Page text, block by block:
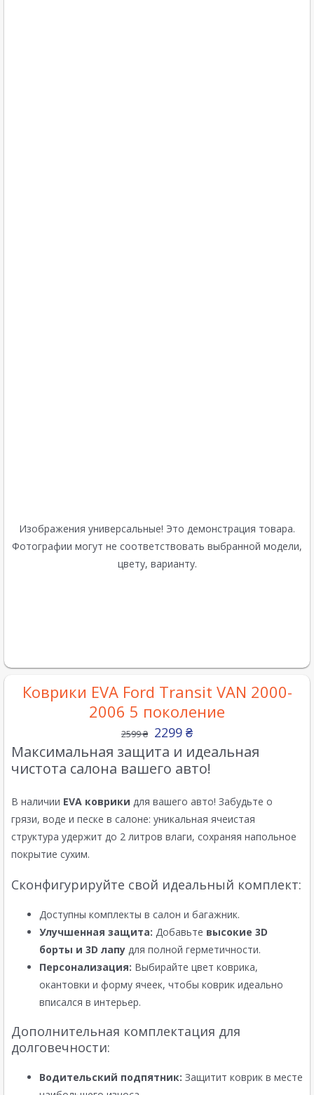
Изображения универсальные! Это демонстрация товара.
Фотографии могут не соответствовать выбранной модели,
цвету, варианту.
Коврики EVA Ford Transit VAN 2000-
2006 5 поколение
2599₴ 2299 ₴
Максимальная защита и идеальная
чистота салона вашего авто!
В наличии EVA коврики для вашего авто! Забудьте о
грязи, воде и песке в салоне: уникальная ячеистая
структура удержит до 2 литров влаги, сохраняя напольное
покрытие сухим.
Сконфигурируйте свой идеальный комплект:
Доступны комплекты в салон и багажник.
Улучшенная защита: Добавьте высокие 3D
борты и 3D лапу для полной герметичности.
Персонализация: Выбирайте цвет коврика,
окантовки и форму ячеек, чтобы коврик идеально
вписался в интерьер.
Дополнительная комплектация для
долговечности:
Водительский подпятник: Защитит коврик в месте